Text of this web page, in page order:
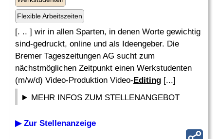
Flexible Arbeitszeiten
[. .. ] wir in allen Sparten, in denen Worte gewichtig
sind-gedruckt, online und als Ideengeber. Die
Bremer Tageszeitungen AG sucht zum
nächstmöglichen Zeitpunkt einen Werkstudenten
(m/w/d) Video-Produktion Video-Editing [...]
MEHR INFOS ZUM STELLENANGEBOT
▶ Zur Stellenanzeige